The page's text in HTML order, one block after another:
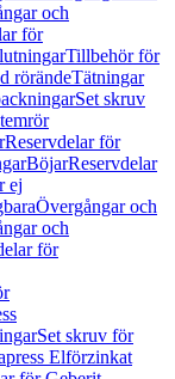
och
för
Tillbehör för
rörändeTätningar
Set skruv
Reservdelar för
BöjarReservdelar
ej
Övergångar och
och
för
Set skruv för
Elförzinkat